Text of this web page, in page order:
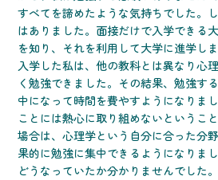
すべてを諦めたような気持ちでした。
はありました。面接だけで入学できる
を知り、それを利用して大学に進学し
入学した私は、他の教科とは異なり心
く勉強できました。その結果、勉強す
中になって時間を費やすようになりま
ことには熱心に取り組めないというこ
場合は、心理学という自分に合った分
果的に勉強に集中できるようになりま
どうなっていたか分かりませんでした。